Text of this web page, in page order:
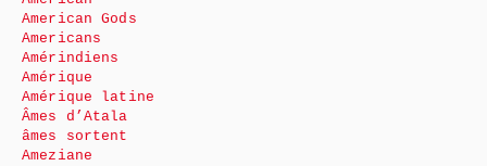
American Gods
Americans
Amérindiens
Amérique
Amérique latine
Âmes d’Atala
âmes sortent
Ameziane